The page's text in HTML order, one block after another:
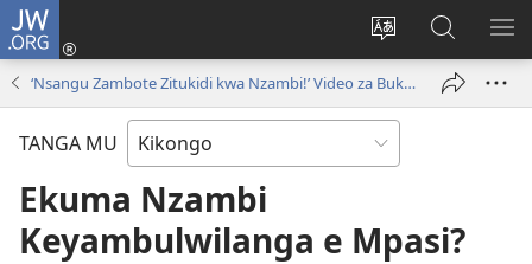
JW.ORG
Soba
nding'a
Kota
(opens
Vavulula
muna
JW.ORG
‘Nsangu Zambote Zitukidi kwa Nzambi!’ Video za Buka Kimosi
TANGA MU
Ekuma Nzambi
Keyambulwilanga e Mpasi?